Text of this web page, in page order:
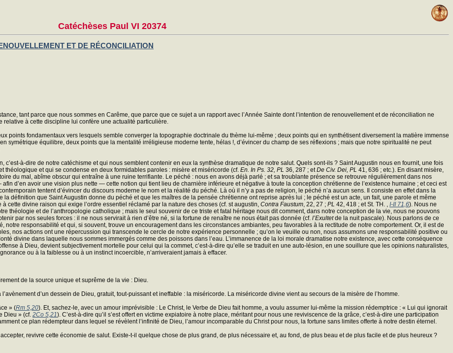
Catéchèses Paul VI 20374
ET DE RÉCONCILIATION
tant parce que nous sommes en Carême, que parce que ce sujet a un rapport avec l’Année Sainte dont l’intention de renouvellement et de réconciliation ne
à cette discipline lui confère une actualité particulière.
points fondamentaux vers lesquels semble converger la topographie doctrinale du thème lui-même ; deux points qui en synthétisent diversement la matière immense
symétrique équilibre, deux points que la mentalité irréligieuse moderne tente, hélas !, d’évincer du champ de ses réflexions ; mais que notre spiritualité ne peut
c’est-à-dire de notre catéchisme et qui nous semblent contenir en eux la synthèse dramatique de notre salut. Quels sont-ils ? Saint Augustin nous en fournit, une fois
et qui se condense en deux formidables paroles : misère et miséricorde (cf. En. In Ps. 32, PL 36, 287 ; etDe Civ. Dei, PL 41, 636 ; etc.). En disant misère,
du mal, abîme obscur qui entraîne à une ruine terrifiante. Le péché : nous en avons déjà parlé ; et sa troublante présence se retrouve régulièrement dans nos
d’en avoir une vision plus nette — cette notion qui tient lieu de charnière inférieure et négative à toute la conception chrétienne de l’existence humaine ; et ceci est
tentent d’évincer du discours moderne le nom et la réalité du péché. Là où il n’y a pas de religion, le péché n’a aucun sens. Il consiste en effet dans la
définition que Saint Augustin donne du péché et que les maîtres de la pensée chrétienne ont reprise après lui ; le péché est un acte, un fait, une parole et même
cette divine raison qui exige l’ordre essentiel réclamé par la nature des choses (cf. st augustin, Contra Faustum, 22, 27 ; PL 42, 418 ; et St. TH. , I-II 71,6). Nous ne
théologie et de l’anthropologie catholique ; mais le seul souvenir de ce triste et fatal héritage nous dit comment, dans notre conception de la vie, nous ne pouvons
par nos seules forces : il ne nous servirait à rien d’être né, si la fortune de renaître ne nous était pas donnée (cf. l’Exultetde la nuit pascale). Nous parlons de ce
notre responsabilité et qui, si souvent, trouve un encouragement dans les circonstances ambiantes, peu favorables à la rectitude de notre comportement. Or, il est de
nos actions ont une répercussion qui transcende le cercle de notre expérience personnelle ; qu’on le veuille ou non, nous assumons une responsabilité positive ou
divine dans laquelle nous sommes immergés comme des poissons dans l’eau. L’immanence de la loi morale dramatise notre existence, avec cette conséquence
à Dieu, devient subjectivement mortelle pour celui qui la commet, c’est-à-dire qu’elle se traduit en une auto-lésion, en une souillure que les opinions naturalistes,
ou à la faiblesse ou à un instinct incoercible, n’arriveraient jamais à effacer.
de la source unique et suprême de la vie : Dieu.
d’un dessein de Dieu, gratuit, tout-puissant et ineffable : la miséricorde. La miséricorde divine vient au secours de la misère de l’homme.
» (Rm 5,20). Et, sachez-le, avec un amour imprévisible : Le Christ, le Verbe de Dieu fait homme, a voulu assumer lui-même la mission rédemptrice : « Lui qui ignorait
Dieu » (cf. 2Co 5,21). C’est-à-dire qu’il s’est offert en victime expiatoire à notre place, méritant pour nous une reviviscence de la grâce, c’est-à-dire une participation
ce plan rédempteur dans lequel se révèlent l’infinité de Dieu, l’amour incomparable du Christ pour nous, la fortune sans limites offerte à notre destin éternel.
revivre cette économie de salut. Existe-t-il quelque chose de plus grand, de plus nécessaire et, au fond, de plus beau et de plus facile et de plus heureux ?